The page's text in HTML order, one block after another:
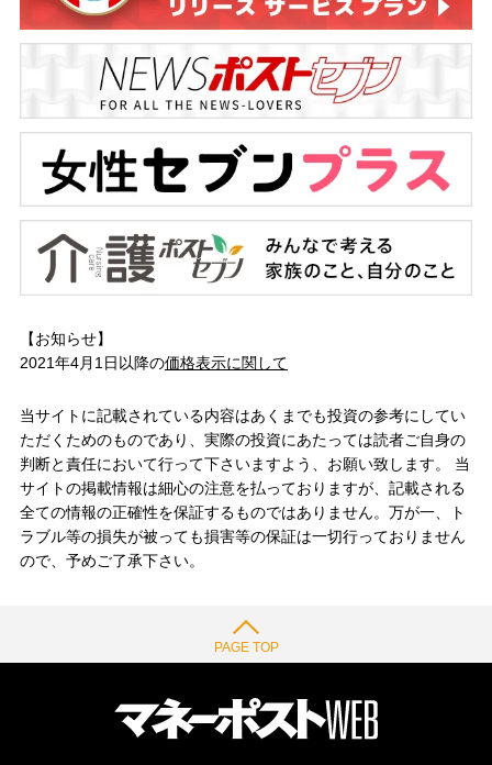
【お知らせ】
2021年4月1日以降の価格表示に関して
当サイトに記載されている内容はあくまでも投資の参考にしてい
ただくためのものであり、実際の投資にあたっては読者ご自身の
判断と責任において行って下さいますよう、お願い致します。 当
サイトの掲載情報は細心の注意を払っておりますが、記載される
全ての情報の正確性を保証するものではありません。万が一、ト
ラブル等の損失が被っても損害等の保証は一切行っておりません
ので、予めご了承下さい。
PAGE TOP